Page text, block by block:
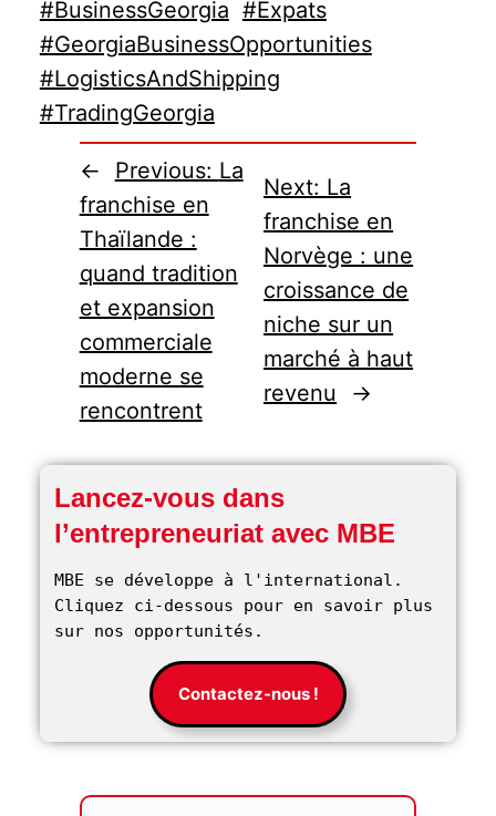
#BusinessGeorgia #Expats
#GeorgiaBusinessOpportunities
#LogisticsAndShipping
#TradingGeorgia
← Previous: La
franchise en
Thaïlande :
quand tradition
et expansion
commerciale
moderne se
rencontrent
Next: La
franchise en
Norvège : une
croissance de
niche sur un
marché à haut
revenu
→
Lancez-vous dans
l’entrepreneuriat avec MBE
MBE se développe à l'international.
Cliquez ci-dessous pour en savoir plus
sur nos opportunités.
Contactez-nous !